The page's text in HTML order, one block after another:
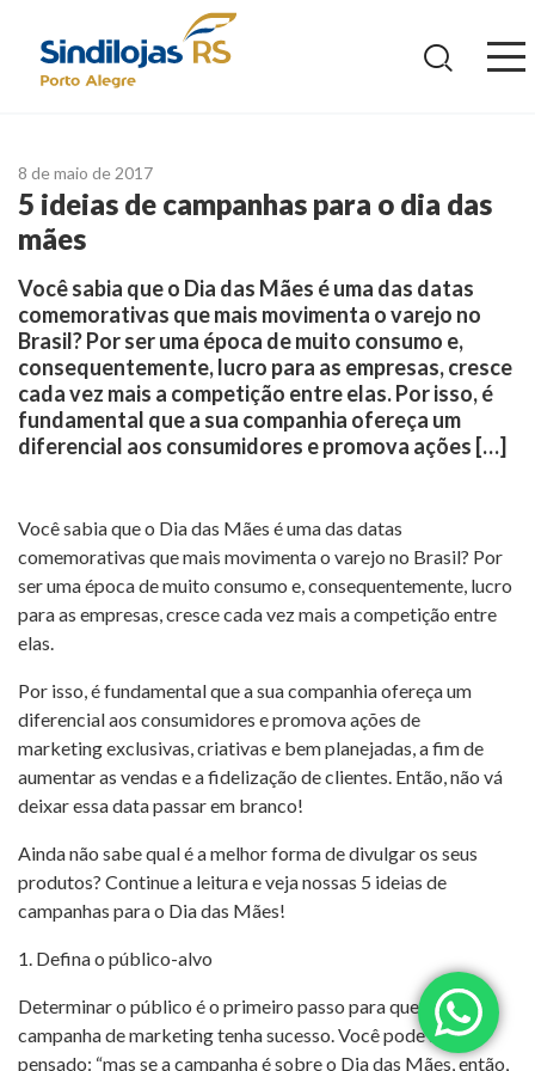
8 de maio de 2017
5 ideias de campanhas para o dia das
mães
Você sabia que o Dia das Mães é uma das datas
comemorativas que mais movimenta o varejo no
Brasil? Por ser uma época de muito consumo e,
consequentemente, lucro para as empresas, cresce
cada vez mais a competição entre elas. Por isso, é
fundamental que a sua companhia ofereça um
diferencial aos consumidores e promova ações […]
Você sabia que o Dia das Mães é uma das datas
comemorativas que mais movimenta o varejo no Brasil? Por
ser uma época de muito consumo e, consequentemente, lucro
para as empresas, cresce cada vez mais a competição entre
elas.
Por isso, é fundamental que a sua companhia ofereça um
diferencial aos consumidores e promova ações de
marketing exclusivas, criativas e bem planejadas, a fim de
aumentar as vendas e a fidelização de clientes. Então, não vá
deixar essa data passar em branco!
Ainda não sabe qual é a melhor forma de divulgar os seus
produtos? Continue a leitura e veja nossas 5 ideias de
campanhas para o Dia das Mães!
1. Defina o público-alvo
Determinar o público é o primeiro passo para que a sua
campanha de marketing tenha sucesso. Você pode até ter
pensado: “mas se a campanha é sobre o Dia das Mães, então,